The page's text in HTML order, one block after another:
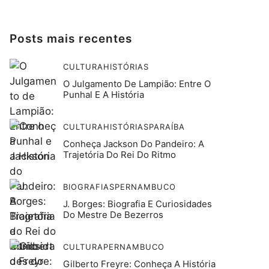
Posts mais recentes
CULTURAHISTÓRIAS
O Julgamento De Lampião: Entre O
Punhal E A História
CULTURAHISTÓRIASPARAÍBA
Conheça Jackson Do Pandeiro: A
Trajetória Do Rei Do Ritmo
BIOGRAFIASPERNAMBUCO
J. Borges: Biografia E Curiosidades
Do Mestre De Bezerros
CULTURAPERNAMBUCO
Gilberto Freyre: Conheça A História